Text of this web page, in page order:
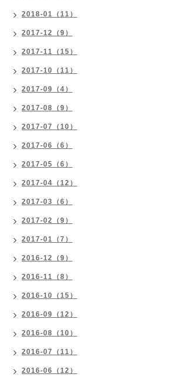
2018-01（11）
2017-12（9）
2017-11（15）
2017-10（11）
2017-09（4）
2017-08（9）
2017-07（10）
2017-06（6）
2017-05（6）
2017-04（12）
2017-03（6）
2017-02（9）
2017-01（7）
2016-12（9）
2016-11（8）
2016-10（15）
2016-09（12）
2016-08（10）
2016-07（11）
2016-06（12）